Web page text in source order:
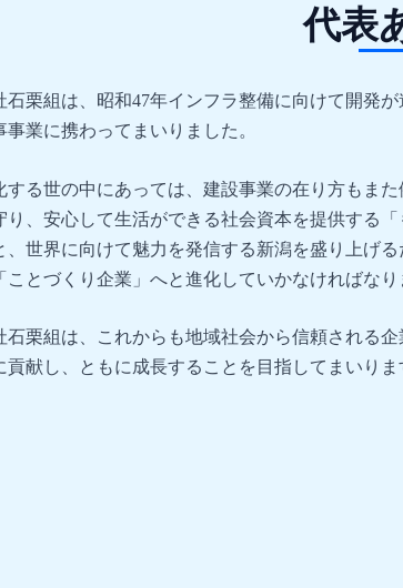
代表
栗組は、昭和47年インフラ整備に向けて開発
事業に携わってまいりました。
る世の中にあっては、建設事業の在り方もま
り、安心して生活ができる社会資本を提供する
、世界に向けて魅力を発信する新潟を盛り上げ
ことづくり企業」へと進化していかなければなり
栗組は、これからも地域社会から信頼される
貢献し、ともに成長することを目指してまいりま